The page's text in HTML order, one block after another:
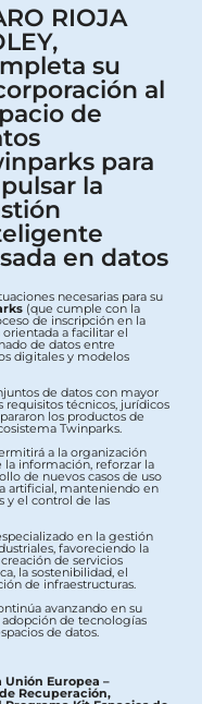
RIOJA
su
al
de
para
la
en datos
necesarias para su
(que cumple con la
de inscripción en la
orientada a facilitar el
de datos entre
digitales y modelos
de datos con mayor
requisitos técnicos, jurídicos
los productos de
Twinparks.
a la organización
información, reforzar la
de nuevos casos de uso
artificial, manteniendo en
y el control de las
en la gestión
favoreciendo la
de servicios
la sostenibilidad, el
de infraestructuras.
avanzando en su
de tecnologías
de datos.
Europea –
Recuperación,